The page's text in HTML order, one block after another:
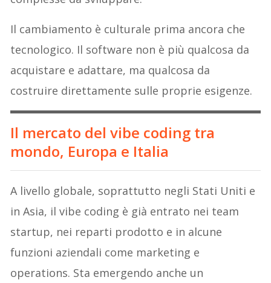
Il cambiamento è culturale prima ancora che
tecnologico. Il software non è più qualcosa da
acquistare e adattare, ma qualcosa da
costruire direttamente sulle proprie esigenze.
Il mercato del vibe coding tra
mondo, Europa e Italia
A livello globale, soprattutto negli Stati Uniti e
in Asia, il vibe coding è già entrato nei team
startup, nei reparti prodotto e in alcune
funzioni aziendali come marketing e
operations. Sta emergendo anche un